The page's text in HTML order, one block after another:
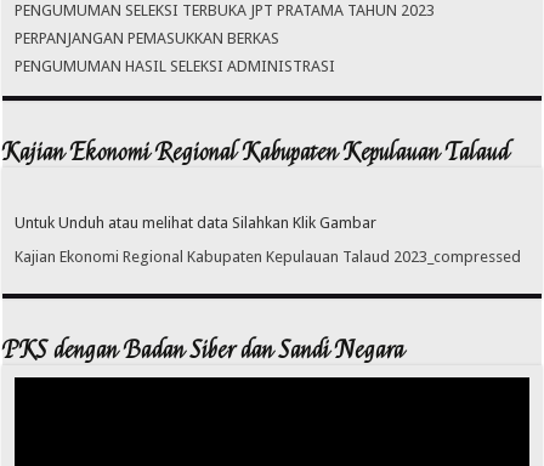
PENGUMUMAN SELEKSI TERBUKA JPT PRATAMA TAHUN 2023
PERPANJANGAN PEMASUKKAN BERKAS
PENGUMUMAN HASIL SELEKSI ADMINISTRASI
Kajian Ekonomi Regional Kabupaten Kepulauan Talaud
Untuk Unduh atau melihat data Silahkan Klik Gambar
Kajian Ekonomi Regional Kabupaten Kepulauan Talaud 2023_compressed
PKS dengan Badan Siber dan Sandi Negara